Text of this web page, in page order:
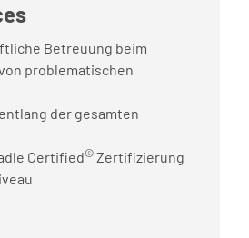
Betreuung beim
problematischen
der gesamten
Certified© Zertifizierung